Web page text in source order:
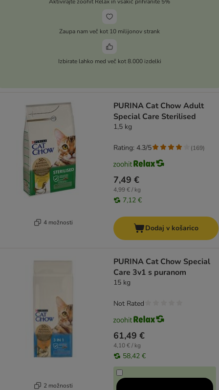
Zaupa nam več kot 10 milijonov strank
Izbirate lahko med več kot 8.000 izdelki
4 možnosti
PURINA Cat Chow Adult
Special Care Sterilised
1,5 kg
7,49 €
4,99 € / kg
7,12 €
Rating: 4.3/5 (169)
Dodaj v košarico
2 možnosti
PURINA Cat Chow Special
Care 3v1 s puranom
15 kg
61,49 €
4,10 € / kg
58,42 €
Not Rated